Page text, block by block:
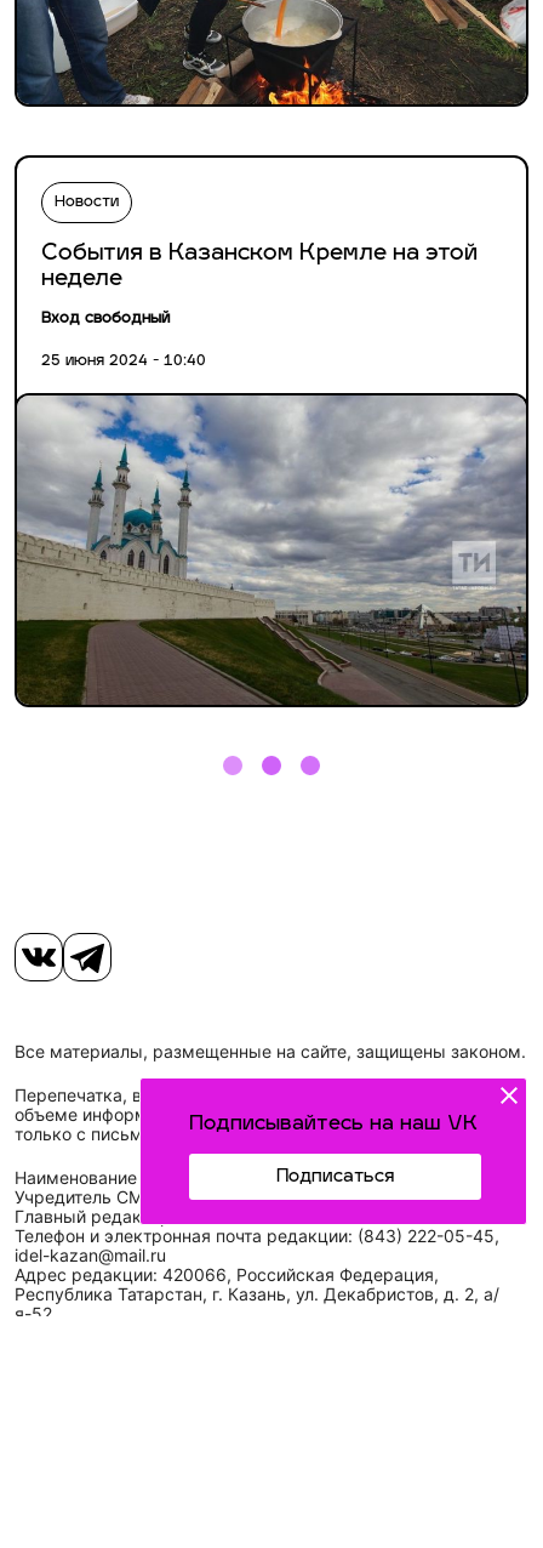
Новости
События в Казанском Кремле на этой
неделе
Вход свободный
25 июня 2024 - 10:40
Подписывайтесь на наш VK
Подписаться
Все материалы, размещенные на сайте, защищены законом.
Перепечатка, воспроизведение и распространение в любом
объеме информации, размещенной на сайте, возможна
только с письменного согласия редакций СМИ.
Наименование сетевого издания: Идел-Идель
Учредитель СМИ: АО «ТАТМЕДИА»
Главный редактор: Галимова Рамзия Ризвановна
Телефон и электронная почта редакции: (843) 222-05-45,
idel-kazan@mail.ru
Адрес редакции: 420066, Российская Федерация,
Республика Татарстан, г. Казань, ул. Декабристов, д. 2, а/
я-52.